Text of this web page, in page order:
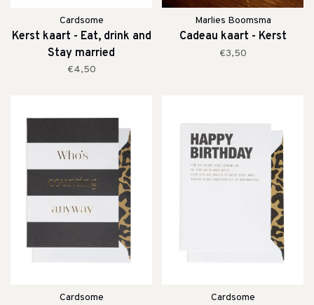
Cardsome
Kerst kaart - Eat, drink and
Stay married
€4,50
Marlies Boomsma
Cadeau kaart - Kerst
€3,50
Cardsome Cardsome